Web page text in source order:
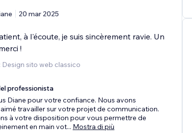
20 mar 2025
à l'écoute, je suis sincèrement ravie. Un
!
sito web classico
professionista
Diane pour votre confiance. Nous avons
travailler sur votre projet de communication.
à votre disposition pour vous permettre de
en main vot... Mostra di più